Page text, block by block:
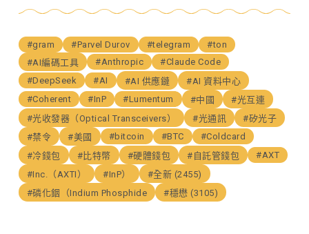
#gram #Parvel Durov #telegram
#ton
#AI編碼工具
#Anthropic
#Claude Code
#DeepSeek
#AI #AI 供應鏈
#AI 資料中心
#Coherent
#InP #Lumentum #中國
#光互連
#光收發器（Optical Transceivers）
#光通訊
#矽光子
#禁令
#美國 #bitcoin #BTC
#Coldcard
#冷錢包
#比特幣 #硬體錢包 #自託管錢包
#AXT
#Inc.（AXTI）
#InP）
#全新 (2455)
#磷化銦（Indium Phosphide
#穩懋 (3105)